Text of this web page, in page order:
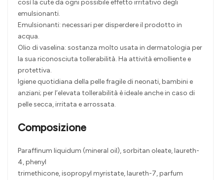
così la cute da ogni possibile effetto irritativo degli
emulsionanti.
Emulsionanti: necessari per disperdere il prodotto in
acqua.
Olio di vaselina: sostanza molto usata in dermatologia per
la sua riconosciuta tollerabilità. Ha attività emolliente e
protettiva.
Igiene quotidiana della pelle fragile di neonati, bambini e
anziani; per l’elevata tollerabilità è ideale anche in caso di
pelle secca, irritata e arrossata.
Composizione
Paraffinum liquidum (mineral oil), sorbitan oleate, laureth-
4, phenyl
trimethicone, isopropyl myristate, laureth-7, parfum